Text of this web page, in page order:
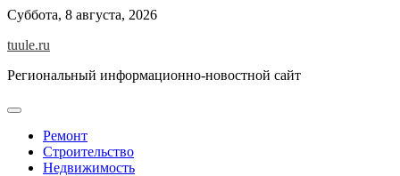
Skip
content
Суббота, 8 августа, 2026
tuule.ru
Региональный информационно-новостной сайт
Ремонт
Строительство
Недвижимость